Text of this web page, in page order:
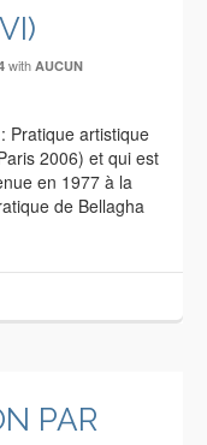
with AUCUN
Pratique artistique
2006) et qui est
en 1977 à la
de Bellagha
PAR